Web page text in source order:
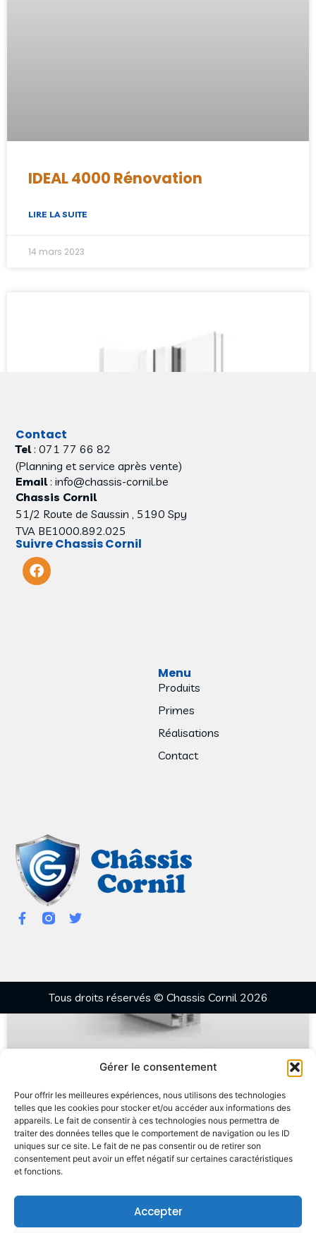
Gérer le consentement
Pour offrir les meilleures expériences, nous utilisons des technologies
telles que les cookies pour stocker et/ou accéder aux informations des
appareils. Le fait de consentir à ces technologies nous permettra de
traiter des données telles que le comportement de navigation ou les ID
uniques sur ce site. Le fait de ne pas consentir ou de retirer son
consentement peut avoir un effet négatif sur certaines caractéristiques
et fonctions.
Accepter
IDEAL 4000 Rénovation
LIRE LA SUITE
14 mars 2023
IDEAL 4000 Monobloc
Menu
Produits
Primes
Réalisations
Contact
Contact
Tel : 071 77 66 82
(Planning et service après vente)
Email : info@chassis-cornil.be
Chassis Cornil
51/2 Route de Saussin , 5190 Spy
TVA BE1000.892.025
Suivre Chassis Cornil
Tous droits réservés © Chassis Cornil 2026